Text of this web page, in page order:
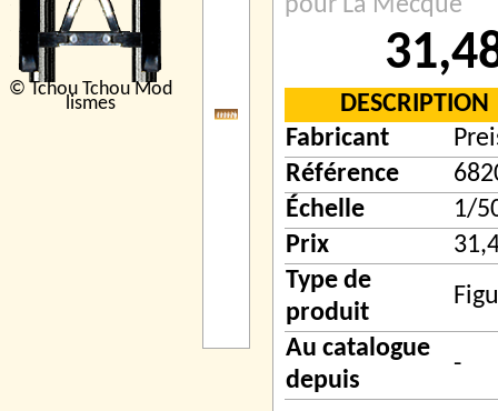
© Tchou Tchou Mod
lismes
pour La Mecque
DESCRIPTION
Fabricant
Référence
Échelle
1/
Prix
Type de
produit
Au catalogue
depuis
-